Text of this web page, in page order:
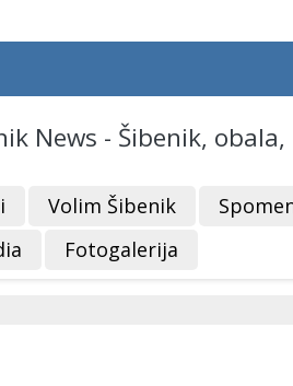
Volim Šibenik
Fotogalerija